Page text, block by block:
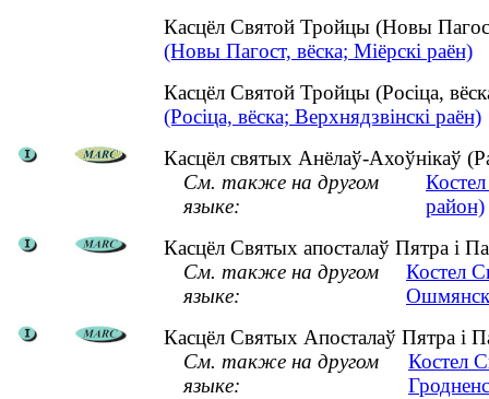
Касцёл Святой Тройцы (Новы
(Новы Пагост, вёска; Міёрскі раён)
Касцёл Святой Тройцы (Росіца,
(Росіца, вёска; Верхнядзвінскі раён)
Касцёл святых Анёлаў-Ахоўнікаў
См. также на другом
языке:
район)
Касцёл Святых апосталаў Пятра і
См. также на другом
языке:
Костел
Касцёл Святых Апосталаў Пятра і
См. также на другом
языке:
Костел